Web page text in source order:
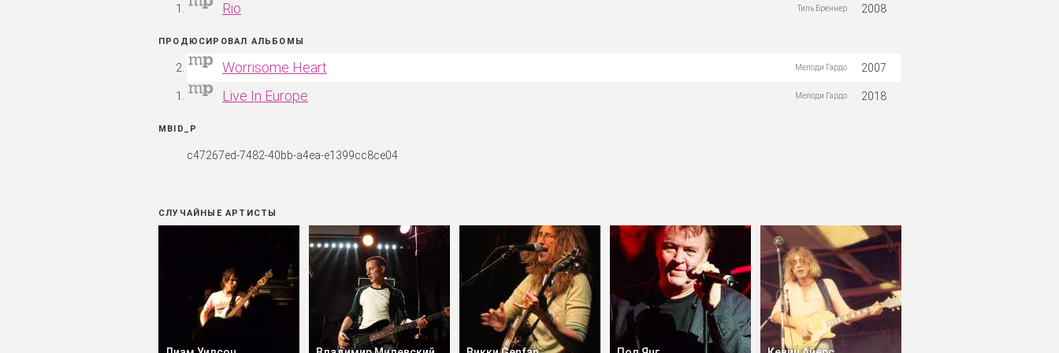
Rio Тиль Бреннер 2008
ПРОДЮСИРОВАЛ АЛЬБОМЫ
Worrisome Heart Мелоди Гардо 2007
Live In Europe Мелоди Гардо 2018
MBID_P
c47267ed-7482-40bb-a4ea-e1399cc8ce04
СЛУЧАЙНЫЕ АРТИСТЫ